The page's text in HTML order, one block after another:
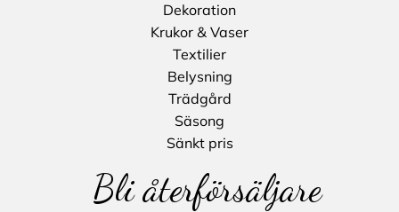
Dekoration
Krukor & Vaser
Textilier
Belysning
Trädgård
Säsong
Sänkt pris
Bli återförsäljare